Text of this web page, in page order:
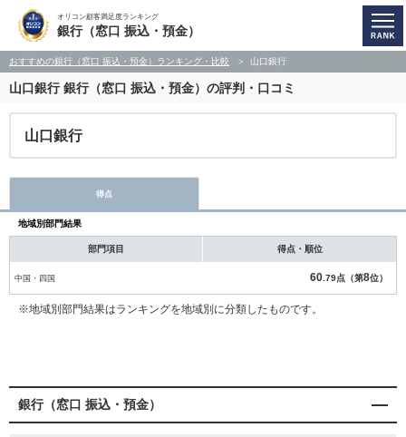
オリコン顧客満足度ランキング
銀行（窓口 振込・預金）
おすすめの銀行（窓口 振込・預金）ランキング・比較 山口銀行
山口銀行銀行（窓口 振込・預金）の評判・口コミ
山口銀行
得点
地域別部門結果
部門項目 得点・順位
中国・四国 60 .79点（第8位）
※地域別部門結果はランキングを地域別に分類したものです。
銀行（窓口 振込・預金）